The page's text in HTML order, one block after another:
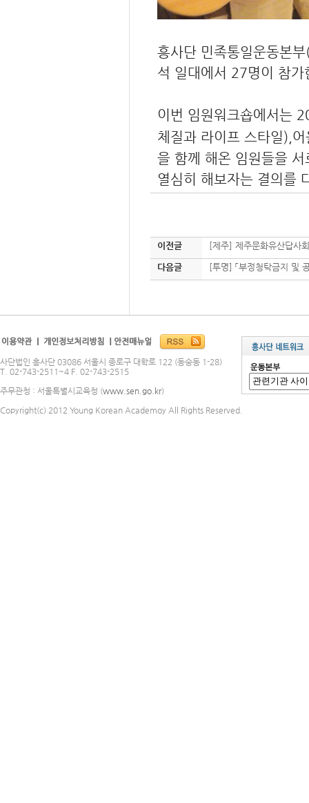
흥사단 민족통일운동본
석 일대에서 27명이 참
이번 임원워크숍에서는
체질과 라이프 스타일),
을 함께 해온 임원들을
열심히 해보자는 결의를
이전글 [제주] 제주문화유산답사
다음글 [투명] 「부정청탁금지 및
사단법인 흥사단 03086 서울시 종로구 대학로 122 (동숭동 1-28)
T. 02-743-2511~4 F. 02-743-2515
주무관청 : 서울특별시교육청 (www.sen.go.kr)
Copyright(c) 2012 Young Korean Academoy All Rights Reserved.